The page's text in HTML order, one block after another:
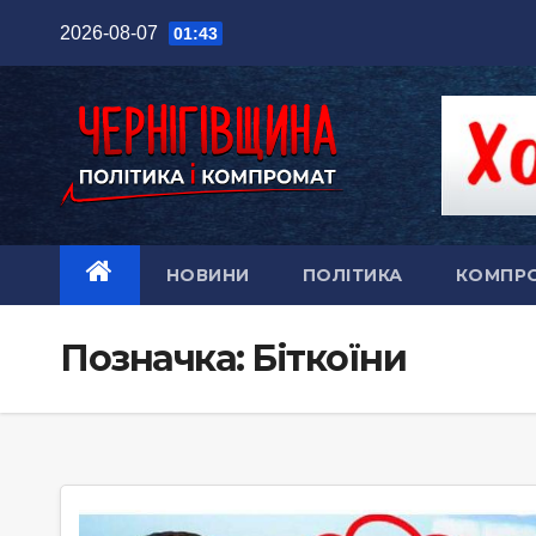
2026-08-07 01:43
НОВИНИ ПОЛІТИКА
Позначка: Біткоїни